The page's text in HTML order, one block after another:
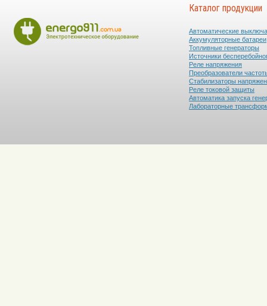
Каталог продукции
Автоматические
Аккумуляторные батареи
Топливные генераторы
Источники
Реле напряжения
Преобразователи
Стабилизаторы
Реле токовой защиты
Автоматика запуска
Лабораторные